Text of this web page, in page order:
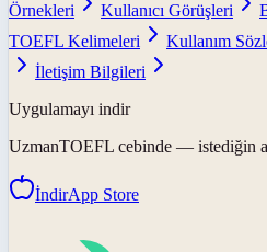
Örnekleri
Kullanıcı Görüşleri
TOEFL Kelimeleri
Kullanım
İletişim Bilgileri
Uygulamayı indir
UzmanTOEFL cebinde — istediğin
İndirApp Store